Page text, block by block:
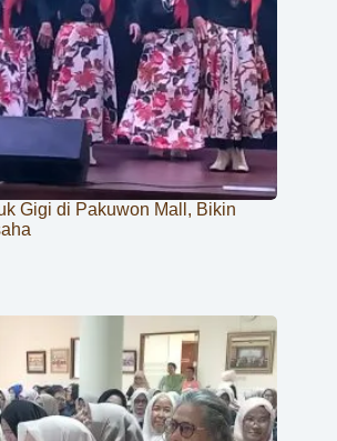
Gigi di Pakuwon Mall, Bikin